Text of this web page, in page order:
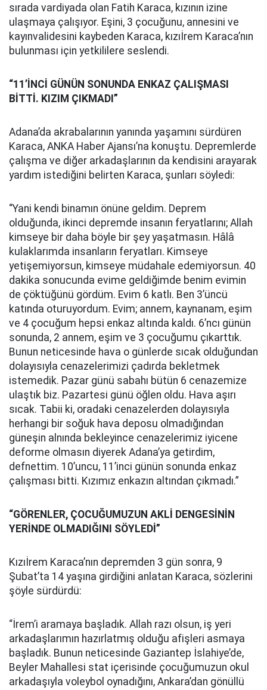
sırada vardiyada olan Fatih Karaca, kızının izine
ulaşmaya çalışıyor. Eşini, 3 çocuğunu, annesini ve
kayınvalidesini kaybeden Karaca, kızıİrem Karaca’nın
bulunması için yetkililere seslendi.
“11’İNCİ GÜNÜN SONUNDA ENKAZ ÇALIŞMASI
BİTTİ. KIZIM ÇIKMADI”
Adana’da akrabalarının yanında yaşamını sürdüren
Karaca, ANKA Haber Ajansı’na konuştu. Depremlerde
çalışma ve diğer arkadaşlarının da kendisini arayarak
yardım istediğini belirten Karaca, şunları söyledi:
“Yani kendi binamın önüne geldim. Deprem
olduğunda, ikinci depremde insanın feryatlarını; Allah
kimseye bir daha böyle bir şey yaşatmasın. Hâlâ
kulaklarımda insanların feryatları. Kimseye
yetişemiyorsun, kimseye müdahale edemiyorsun. 40
dakika sonucunda evime geldiğimde benim evimin
de çöktüğünü gördüm. Evim 6 katlı. Ben 3’üncü
katında oturuyordum. Evim; annem, kaynanam, eşim
ve 4 çocuğum hepsi enkaz altında kaldı. 6’ncı günün
sonunda, 2 annem, eşim ve 3 çocuğumu çıkarttık.
Bunun neticesinde hava o günlerde sıcak olduğundan
dolayısıyla cenazelerimizi çadırda bekletmek
istemedik. Pazar günü sabahı bütün 6 cenazemize
ulaştık biz. Pazartesi günü öğlen oldu. Hava aşırı
sıcak. Tabii ki, oradaki cenazelerden dolayısıyla
herhangi bir soğuk hava deposu olmadığından
güneşin alnında bekleyince cenazelerimiz iyicene
deforme olmasın diyerek Adana’ya getirdim,
defnettim. 10’uncu, 11’inci günün sonunda enkaz
çalışması bitti. Kızımız enkazın altından çıkmadı.”
“GÖRENLER, ÇOCUĞUMUZUN AKLİ DENGESİNİN
YERİNDE OLMADIĞINI SÖYLEDİ”
Kızıİrem Karaca’nın depremden 3 gün sonra, 9
Şubat’ta 14 yaşına girdiğini anlatan Karaca, sözlerini
şöyle sürdürdü:
“İrem’i aramaya başladık. Allah razı olsun, iş yeri
arkadaşlarımın hazırlatmış olduğu afişleri asmaya
başladık. Bunun neticesinde Gaziantep İslahiye’de,
Beyler Mahallesi stat içerisinde çocuğumuzun okul
arkadaşıyla voleybol oynadığını, Ankara’dan gönüllü